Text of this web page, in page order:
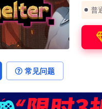
普
常见问题